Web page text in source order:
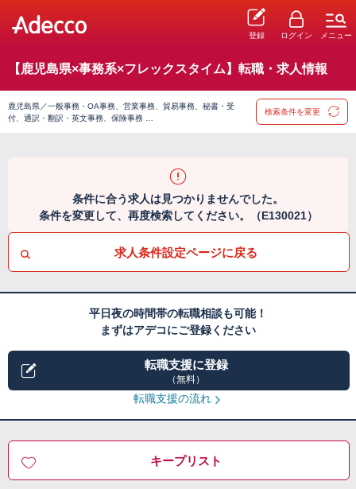
登録 ログイン メニュー
【鹿児島県×事務系×フレックスタイム】転職・求人情報
鹿児島県／一般事務・OA事務、営業事務、貿易事務、秘書・受
付、通訳・翻訳・英文事務、保険事務 …
検索条件を変更
条件に合う求人は見つかりませんでした。
条件を変更して、再度検索してください。（E130021）
求人条件設定ページに戻る
平日夜の時間帯の転職相談も可能！
まずはアデコにご登録ください
転職支援に登録
（無料）
転職支援の流れ
キープリスト